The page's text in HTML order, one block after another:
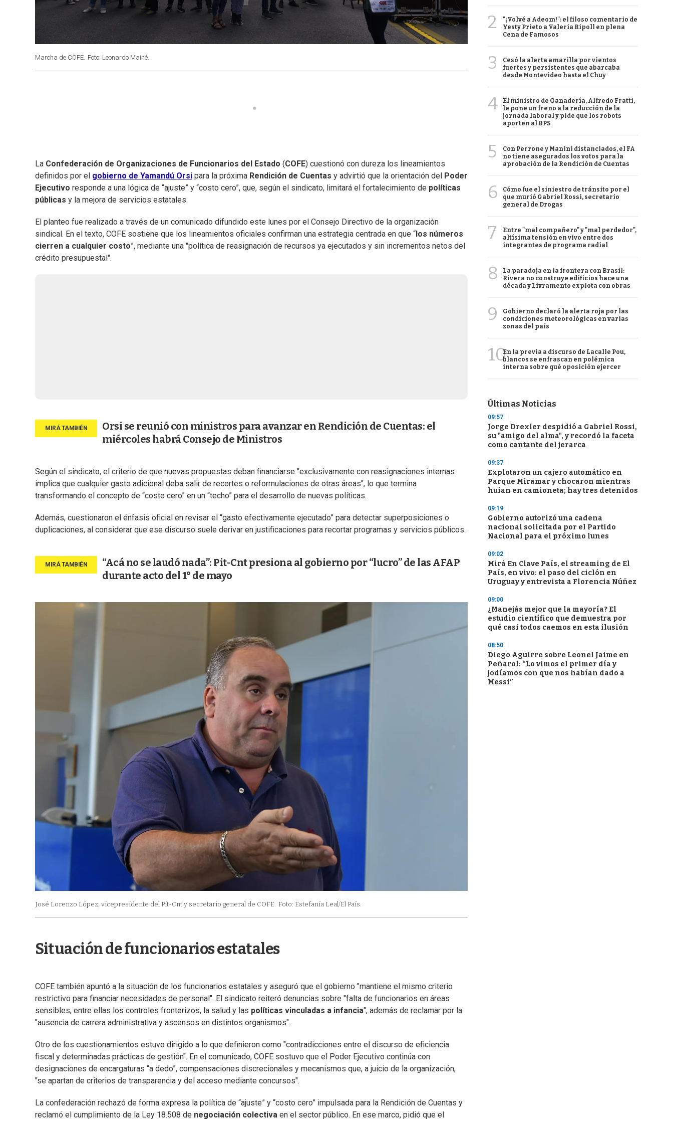
Marcha de COFE. Foto: Leonardo Mainé.
La Confederación de Organizaciones de Funcionarios del Estado (COFE) cuestionó con dureza los lineamientos
definidos por el gobierno de Yamandú Orsi para la próxima Rendición de Cuentas y advirtió que la orientación del
Poder
Ejecutivo responde a una lógica de “ajuste” y “costo cero”, que, según el sindicato, limitará el fortalecimiento de políticas
públicas y la mejora de servicios estatales.
El planteo fue realizado a través de un comunicado difundido este lunes por el Consejo Directivo de la organización
sindical. En el texto, COFE sostiene que los lineamientos oficiales confirman una estrategia centrada en que “ los números
cierren a cualquier costo”, mediante una "política de reasignación de recursos ya ejecutados y sin incrementos netos del
crédito presupuestal".
Orsi se reunió con ministros para avanzar en Rendición de Cuentas: el
miércoles habrá Consejo de Ministros
Según el sindicato, el criterio de que nuevas propuestas deban financiarse "exclusivamente con reasignaciones internas
implica que cualquier gasto adicional deba salir de recortes o reformulaciones de otras áreas", lo que termina
transformando el concepto de “costo cero” en un “techo” para el desarrollo de nuevas políticas.
Además, cuestionaron el énfasis oficial en revisar el “gasto efectivamente ejecutado” para detectar superposiciones o
duplicaciones, al considerar que ese discurso suele derivar en justificaciones para recortar programas y servicios públicos.
“Acá no se laudó nada”: Pit-Cnt presiona al gobierno por “lucro” de las AFAP
durante acto del 1° de mayo
José Lorenzo López, vicepresidente del Pit-Cnt y secretario general de COFE. Foto: Estefanía Leal/El País.
Situación de funcionarios estatales
COFE también apuntó a la situación de los funcionarios estatales y aseguró que el gobierno "mantiene el mismo criterio
restrictivo para financiar necesidades de personal". El sindicato reiteró denuncias sobre "falta de funcionarios en áreas
sensibles, entre ellas los controles fronterizos, la salud y las políticas vinculadas a infancia", además de reclamar por la
"ausencia de carrera administrativa y ascensos en distintos organismos".
Otro de los cuestionamientos estuvo dirigido a lo que definieron como "contradicciones entre el discurso de eficiencia
fiscal y determinadas prácticas de gestión". En el comunicado, COFE sostuvo que el Poder Ejecutivo continúa con
designaciones de encargaturas “a dedo”, compensaciones discrecionales y mecanismos que, a juicio de la organización,
"se apartan de criterios de transparencia y del acceso mediante concursos".
La confederación rechazó de forma expresa la política de “ajuste” y “costo cero” impulsada para la Rendición de Cuentas y
reclamó el cumplimiento de la Ley 18.508 de negociación colectiva en el sector público. En ese marco, pidió que el
2
"¡Volvé a Adeom!": el filoso comentario de
Yesty Prieto a Valeria Ripoll en plena
Cena de Famosos
3
Cesó la alerta amarilla por vientos
fuertes y persistentes que abarcaba
desde Montevideo hasta el Chuy
4
El ministro de Ganadería, Alfredo Fratti,
le pone un freno a la reducción de la
jornada laboral y pide que los robots
aporten al BPS
5
Con Perrone y Manini distanciados, el FA
no tiene asegurados los votos para la
aprobación de la Rendición de Cuentas
6
Cómo fue el siniestro de tránsito por el
que murió Gabriel Rossi, secretario
general de Drogas
7
Entre "mal compañero" y "mal perdedor",
altísima tensión en vivo entre dos
integrantes de programa radial
8
La paradoja en la frontera con Brasil:
Rivera no construye edificios hace una
década y Livramento explota con obras
9
Gobierno declaró la alerta roja por las
condiciones meteorológicas en varias
zonas del país
10En la previa a discurso de Lacalle Pou,
blancos se enfrascan en polémica
interna sobre qué oposición ejercer
Últimas Noticias
09:57
Jorge Drexler despidió a Gabriel Rossi,
su "amigo del alma", y recordó la faceta
como cantante del jerarca
09:37
Explotaron un cajero automático en
Parque Miramar y chocaron mientras
huían en camioneta; hay tres detenidos
09:19
Gobierno autorizó una cadena
nacional solicitada por el Partido
Nacional para el próximo lunes
09:02
Mirá En Clave País, el streaming de El
País, en vivo: el paso del ciclón en
Uruguay y entrevista a Florencia Núñez
09:00
¿Manejás mejor que la mayoría? El
estudio científico que demuestra por
qué casi todos caemos en esta ilusión
08:50
Diego Aguirre sobre Leonel Jaime en
Peñarol: “Lo vimos el primer día y
jodíamos con que nos habían dado a
Messi”